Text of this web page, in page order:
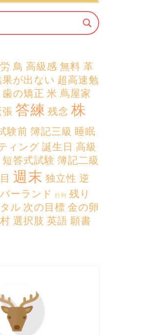
鳥 高級感 無料 革
果が出ない 超高速勉
歯の矯正 米 蔦屋家
張 答練 残念 株
験前 簿記三級 睡眠
ィング 誕生日 高級
短答式試験 簿記二級
週末 独立性 逆
ーランド 行列
残り
ル 次の目標 金の卵
選択肢 英語 願書